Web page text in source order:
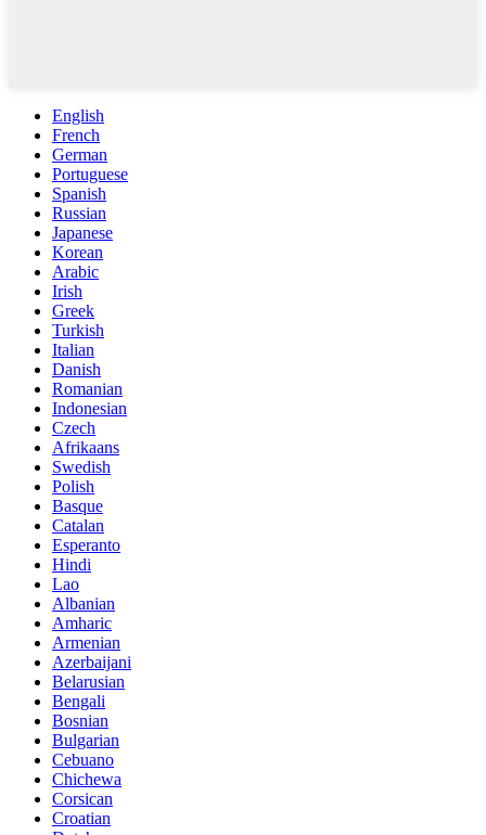
English
French
German
Portuguese
Spanish
Russian
Japanese
Korean
Arabic
Irish
Greek
Turkish
Italian
Danish
Romanian
Indonesian
Czech
Afrikaans
Swedish
Polish
Basque
Catalan
Esperanto
Hindi
Lao
Albanian
Amharic
Armenian
Azerbaijani
Belarusian
Bengali
Bosnian
Bulgarian
Cebuano
Chichewa
Corsican
Croatian